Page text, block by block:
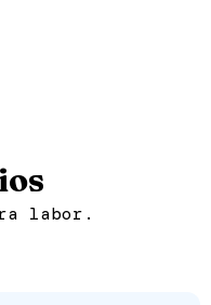
labor.